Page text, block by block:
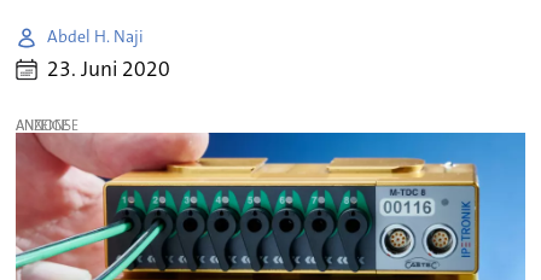
Abdel H. Naji
23. Juni 2020
ANZEIGE